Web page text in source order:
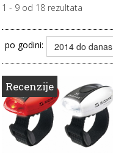
1 - 9 od 18 rezultata
po godini: 2014 do danas
Recenzije